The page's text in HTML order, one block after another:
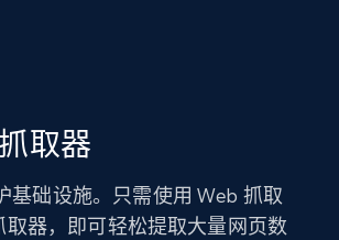
取器
基础设施。只需使用 Web 抓取
取器，即可轻松提取大量网页数